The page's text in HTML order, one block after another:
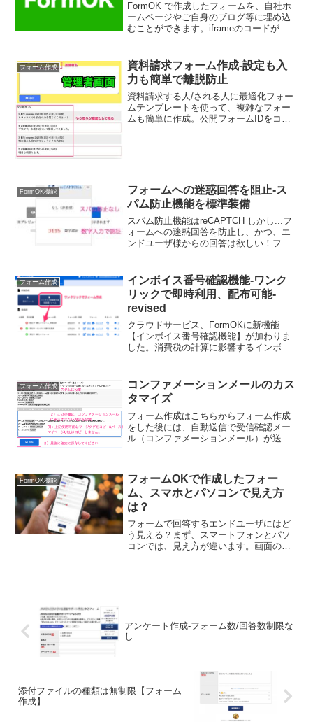
FormOK で作成したフォームを、自社ホ
ームページやご自身のブログ等に埋め込
むことができます。iframeのコードが、
用します。フォームへURLのリンクで誘
導たとえば...
フォーム作成
資料請求フォーム作成-設定も入
力も簡単で離脱防止
資料請求する人/される人に最適化フォー
ムテンプレートを使って、複雑なフォー
ムも簡単に作成。公開フォームIDをコピ
FormOK機能
フォームへの迷惑回答を阻止-ス
パム防止機能を標準装備
スパム防止機能はreCAPTCH しかし...フ
ォームへの迷惑回答を防止し、かつ、エ
ンドユーザ様からの回答は欲しい！フォ
ずは、最も効果的と考えられている
Googleの...
フォーム作成
インボイス番号確認機能-ワンク
リックで即時利用、配布可能-
revised
クラウドサービス、FormOKに新機能
【インボイス番号確認機能】が加わりま
した。消費税の計算に影響するインボイ
て、収集することができます。最新記
事：KP/KP2インボ...
フォーム作成
コンファメーションメールのカス
タマイズ
フォーム作成はこちらからフォーム作成
をした後には、自動送信で受信確認メー
ル（コンファメーションメール）が送ら
カスタマイズが可能です。関連記事コン
ファメーションメール...
FormOK機能
フォームOKで作成したフォー
ム、スマホとパソコンで見え方
は？
フォームで回答するエンドユーザにはど
う見える？まず、スマートフォンとパソ
コンでは、見え方が違います。画面のサ
アンケート作成-フォーム数/回答数制限な
し
添付ファイルの種類は無制限【フォーム
作成】